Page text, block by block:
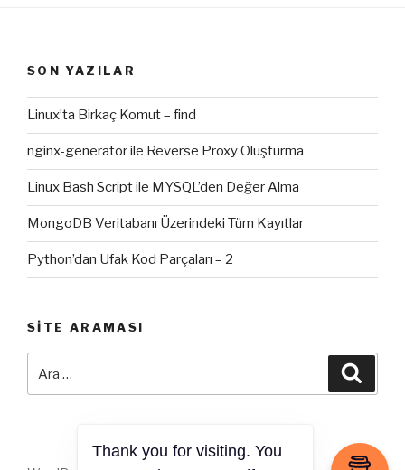
SON YAZILAR
Linux’ta Birkaç Komut – find
nginx-generator ile Reverse Proxy Oluşturma
Linux Bash Script ile MYSQL’den Değer Alma
MongoDB Veritabanı Üzerindeki Tüm Kayıtlar
Python’dan Ufak Kod Parçaları – 2
SITE ARAMASI
Thank you for visiting. You